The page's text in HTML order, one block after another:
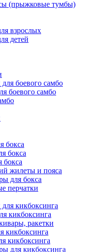
(прыжковые тумбы)
взрослых
детей
боевого самбо
боевого самбо
бокса
бокса
бокса
жилеты и пояса
для бокса
перчатки
кикбоксинга
кикбоксинга
ракетки
кикбоксинга
кикбоксинга
для кикбоксинга